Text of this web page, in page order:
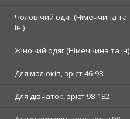
Чоловічий одяг (Німеччина та
ін.)
Жіночий одяг (Німеччина та ін)
Для малюків, зріст 46-98
Для дівчаток, зріст 98-182